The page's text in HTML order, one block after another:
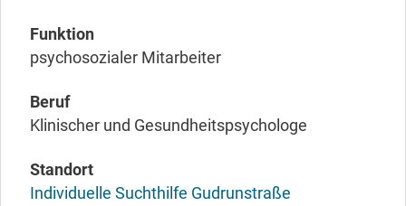
Funktion
psychosozialer Mitarbeiter
Beruf
Klinischer und Gesundheitspsychologe
Standort
Individuelle Suchthilfe Gudrunstraße